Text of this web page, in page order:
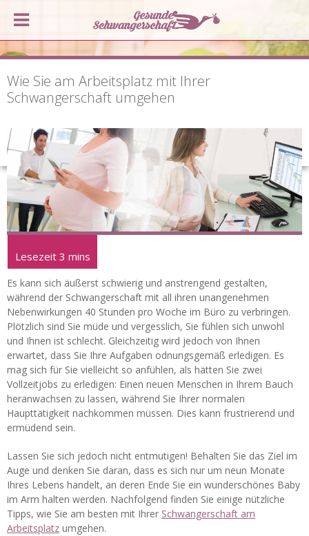
Wie Sie am Arbeitsplatz mit Ihrer
Schwangerschaft umgehen
Es kann sich äußerst schwierig und anstrengend gestalten,
während der Schwangerschaft mit all ihren unangenehmen
Nebenwirkungen 40 Stunden pro Woche im Büro zu verbringen.
Plötzlich sind Sie müde und vergesslich, Sie fühlen sich unwohl
und Ihnen ist schlecht. Gleichzeitig wird jedoch von Ihnen
erwartet, dass Sie Ihre Aufgaben odnungsgemäß erledigen. Es
mag sich für Sie vielleicht so anfühlen, als hätten Sie zwei
Vollzeitjobs zu erledigen: Einen neuen Menschen in Ihrem Bauch
heranwachsen zu lassen, während Sie Ihrer normalen
Haupttätigkeit nachkommen müssen. Dies kann frustrierend und
ermüdend sein.
Lassen Sie sich jedoch nicht entmutigen! Behalten Sie das Ziel im
Auge und denken Sie daran, dass es sich nur um neun Monate
Ihres Lebens handelt, an deren Ende Sie ein wunderschönes Baby
im Arm halten werden. Nachfolgend finden Sie einige nützliche
Tipps, wie Sie am besten mit Ihrer Schwangerschaft am
Arbeitsplatz umgehen.